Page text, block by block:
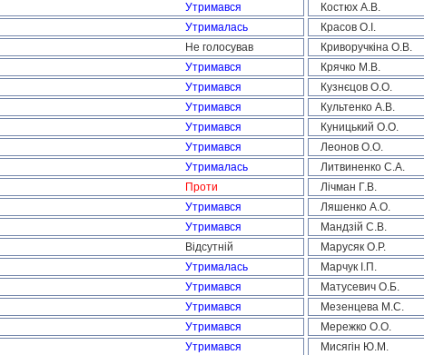
Утримався Костюх А.В.
Утрималась Красов О.І.
Не голосував Криворучкіна О.В.
Утримався Крячко М.В.
Утримався Кузнєцов О.О.
Утримався Культенко А.В.
Утримався Куницький О.О.
Утримався Леонов О.О.
Утрималась Литвиненко С.А.
Проти Лічман Г.В.
Утримався Ляшенко А.О.
Утримався Мандзій С.В.
Відсутній Марусяк О.Р.
Утрималась Марчук І.П.
Утримався Матусевич О.Б.
Утримався Мезенцева М.С.
Утримався Мережко О.О.
Утримався Мисягін Ю.М.